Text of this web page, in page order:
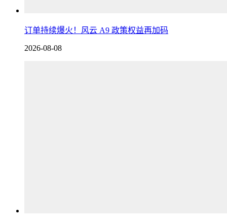
订单持续爆火！风云 A9 政策权益再加码
2026-08-08